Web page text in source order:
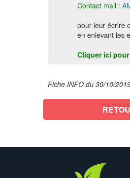
Contact mail :
pour leur écrire
en enlevant les
Cliquer ici pour
Fiche INFO du 30/10/